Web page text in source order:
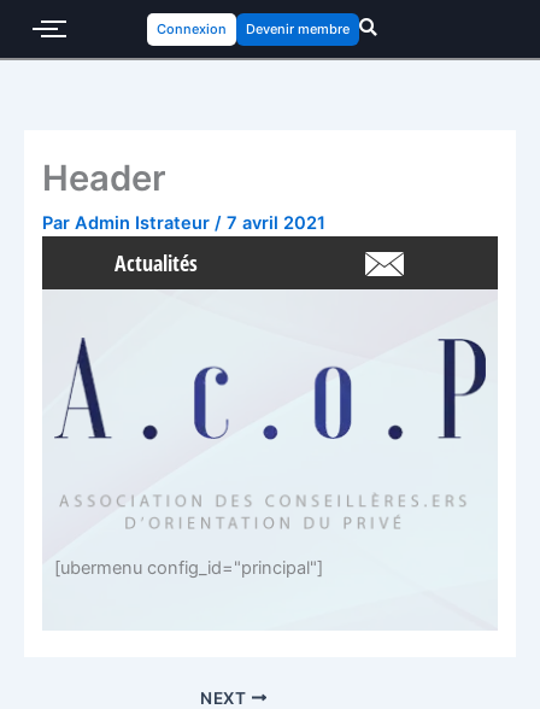
Connexion Devenir membre
Header
Par Admin Istrateur / 7 avril 2021
Actualités
[ubermenu config_id="principal"]
NEXT